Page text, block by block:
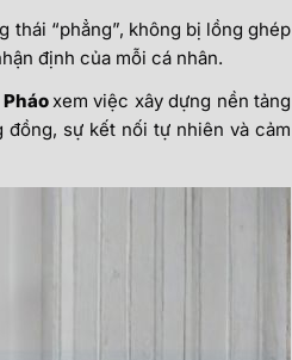
thái “phẳng”, không bị lồng ghép
định của mỗi cá nhân.
Pháoxem việc xây dựng nền tảng
sự kết nối tự nhiên và cảm